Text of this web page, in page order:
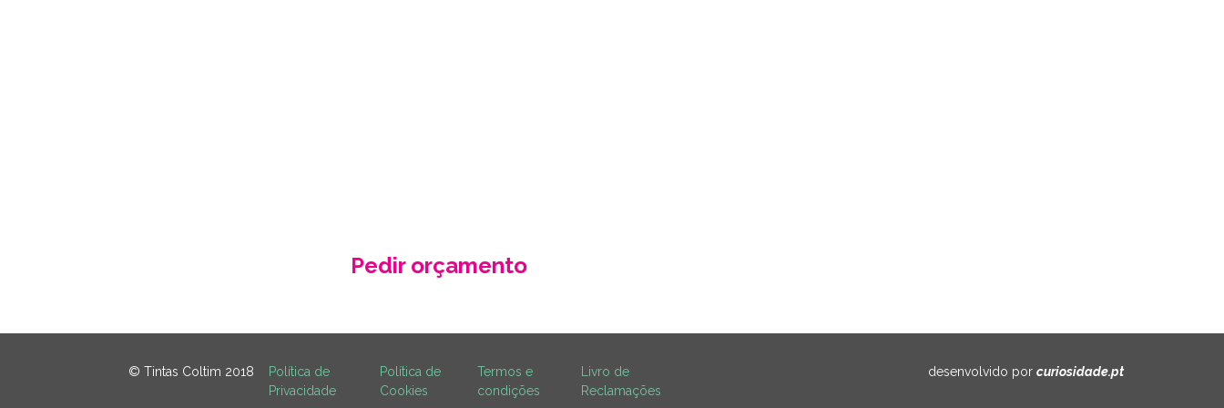
Pedir orçamento
© Tintas Coltim 2018
Política de
Privacidade
Política de
Cookies
Termos e
condições
Livro de
Reclamações
desenvolvido por curiosidade.pt